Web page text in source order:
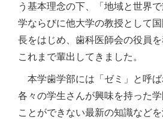
う基本理念の下、「地域と世界
学ならびに他大学の教授として
長をはじめ、歯科医師会の役員
これまで輩出してきました。
本学歯学部には「ゼミ」と呼
各々の学生さんが興味を持った
ことができない最新の知識など